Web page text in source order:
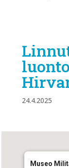
24.4.2025
Museo